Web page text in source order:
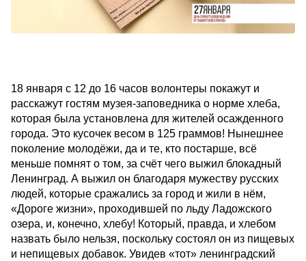
18 января с 12 до 16 часов волонтеры покажут и
расскажут гостям музея-заповедника о норме хлеба,
которая была установлена для жителей осажденного
города. Это кусочек весом в 125 граммов! Нынешнее
поколение молодёжи, да и те, кто постарше, всё
меньше помнят о том, за счёт чего выжил блокадный
Ленинград. А выжил он благодаря мужеству русских
людей, которые сражались за город и жили в нём,
«Дороге жизни», проходившей по льду Ладожского
озера, и, конечно, хлебу! Который, правда, и хлебом
назвать было нельзя, поскольку состоял он из пищевых
и непищевых добавок. Увидев «тот» ленинградский